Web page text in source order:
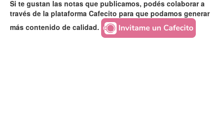
Si te gustan las notas que publicamos, podés colaborar a
través de la plataforma Cafecito para que podamos generar
más contenido de calidad.